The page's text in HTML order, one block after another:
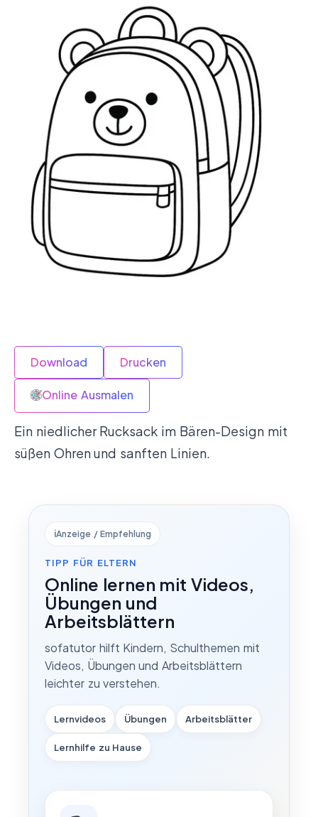
Download Drucken
Online Ausmalen
Ein niedlicher Rucksack im Bären-Design mit
süßen Ohren und sanften Linien.
ℹ️Anzeige / Empfehlung
TIPP FÜR ELTERN
Online lernen mit Videos,
Übungen und
Arbeitsblättern
sofatutor hilft Kindern, Schulthemen mit
Videos, Übungen und Arbeitsblättern
leichter zu verstehen.
Lernvideos Übungen Arbeitsblätter
Lernhilfe zu Hause